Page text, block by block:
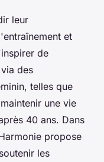
leur
et
de
des
telles que
une vie
40 ans. Dans
propose
les